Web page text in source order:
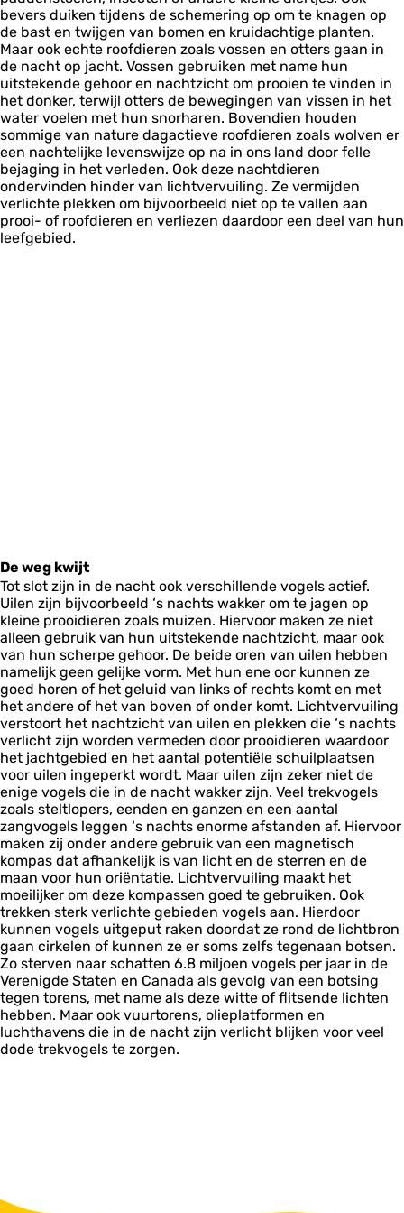
bevers duiken tijdens de schemering op om te knagen op
de bast en twijgen van bomen en kruidachtige planten.
Maar ook echte roofdieren zoals vossen en otters gaan in
de nacht op jacht. Vossen gebruiken met name hun
uitstekende gehoor en nachtzicht om prooien te vinden in
het donker, terwijl otters de bewegingen van vissen in het
water voelen met hun snorharen. Bovendien houden
sommige van nature dagactieve roofdieren zoals wolven er
een nachtelijke levenswijze op na in ons land door felle
bejaging in het verleden. Ook deze nachtdieren
ondervinden hinder van lichtvervuiling. Ze vermijden
verlichte plekken om bijvoorbeeld niet op te vallen aan
prooi- of roofdieren en verliezen daardoor een deel van hun
leefgebied.
De weg kwijt
Tot slot zijn in de nacht ook verschillende vogels actief.
Uilen zijn bijvoorbeeld ‘s nachts wakker om te jagen op
kleine prooidieren zoals muizen. Hiervoor maken ze niet
alleen gebruik van hun uitstekende nachtzicht, maar ook
van hun scherpe gehoor. De beide oren van uilen hebben
namelijk geen gelijke vorm. Met hun ene oor kunnen ze
goed horen of het geluid van links of rechts komt en met
het andere of het van boven of onder komt. Lichtvervuiling
verstoort het nachtzicht van uilen en plekken die ‘s nachts
verlicht zijn worden vermeden door prooidieren waardoor
het jachtgebied en het aantal potentiële schuilplaatsen
voor uilen ingeperkt wordt. Maar uilen zijn zeker niet de
enige vogels die in de nacht wakker zijn. Veel trekvogels
zoals steltlopers, eenden en ganzen en een aantal
zangvogels leggen ‘s nachts enorme afstanden af. Hiervoor
maken zij onder andere gebruik van een magnetisch
kompas dat afhankelijk is van licht en de sterren en de
maan voor hun oriëntatie. Lichtvervuiling maakt het
moeilijker om deze kompassen goed te gebruiken. Ook
trekken sterk verlichte gebieden vogels aan. Hierdoor
kunnen vogels uitgeput raken doordat ze rond de lichtbron
gaan cirkelen of kunnen ze er soms zelfs tegenaan botsen.
Zo sterven naar schatten 6.8 miljoen vogels per jaar in de
Verenigde Staten en Canada als gevolg van een botsing
tegen torens, met name als deze witte of flitsende lichten
hebben. Maar ook vuurtorens, olieplatformen en
luchthavens die in de nacht zijn verlicht blijken voor veel
dode trekvogels te zorgen.